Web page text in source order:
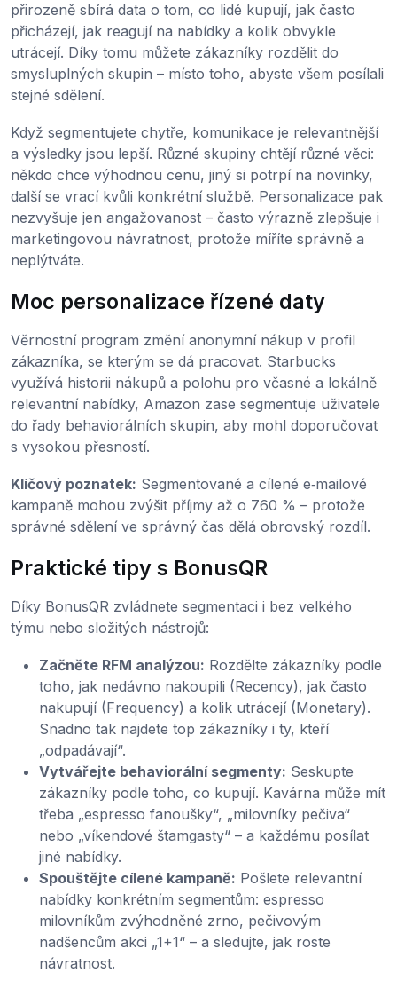
přirozeně sbírá data o tom, co lidé kupují, jak často
přicházejí, jak reagují na nabídky a kolik obvykle
utrácejí. Díky tomu můžete zákazníky rozdělit do
smysluplných skupin – místo toho, abyste všem posílali
stejné sdělení.
Když segmentujete chytře, komunikace je relevantnější
a výsledky jsou lepší. Různé skupiny chtějí různé věci:
někdo chce výhodnou cenu, jiný si potrpí na novinky,
další se vrací kvůli konkrétní službě. Personalizace pak
nezvyšuje jen angažovanost – často výrazně zlepšuje i
marketingovou návratnost, protože míříte správně a
neplýtváte.
Moc personalizace řízené daty
Věrnostní program změní anonymní nákup v profil
zákazníka, se kterým se dá pracovat. Starbucks
využívá historii nákupů a polohu pro včasné a lokálně
relevantní nabídky, Amazon zase segmentuje uživatele
do řady behaviorálních skupin, aby mohl doporučovat
s vysokou přesností.
Klíčový poznatek: Segmentované a cílené e‑mailové
kampaně mohou zvýšit příjmy až o 760 % – protože
správné sdělení ve správný čas dělá obrovský rozdíl.
Praktické tipy s BonusQR
Díky BonusQR zvládnete segmentaci i bez velkého
týmu nebo složitých nástrojů:
Začněte RFM analýzou: Rozdělte zákazníky podle
toho, jak nedávno nakoupili (Recency), jak často
nakupují (Frequency) a kolik utrácejí (Monetary).
Snadno tak najdete top zákazníky i ty, kteří
„odpadávají“.
Vytvářejte behaviorální segmenty: Seskupte
zákazníky podle toho, co kupují. Kavárna může mít
třeba „espresso fanoušky“, „milovníky pečiva“
nebo „víkendové štamgasty“ – a každému posílat
jiné nabídky.
Spouštějte cílené kampaně: Pošlete relevantní
nabídky konkrétním segmentům: espresso
milovníkům zvýhodněné zrno, pečivovým
nadšencům akci „1+1“ – a sledujte, jak roste
návratnost.